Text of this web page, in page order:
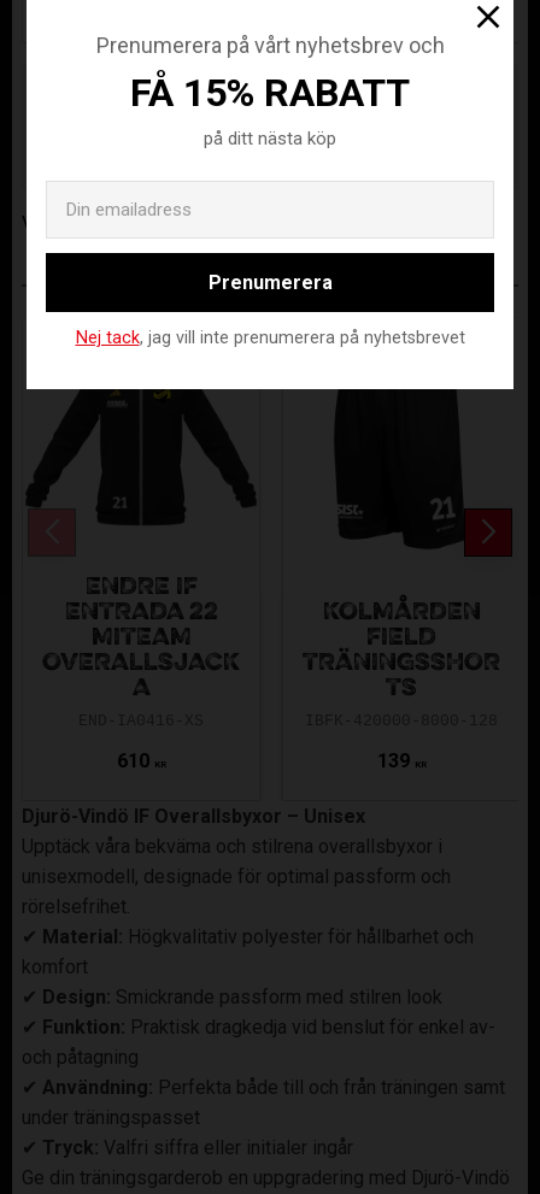
Beställningsvara
Visa alla produkter från Stanno Sverige AB
ANDRA KÖPTE ÄVEN
ENDRE IF
ENTRADA 22
MITEAM
OVERALLSJACK
A
610 KR
KOLMÅRDEN
FIELD
TRÄNINGSSHOR
TS
139 KR
Djurö-Vindö IF Overallsbyxor – Unisex
Upptäck våra bekväma och stilrena overallsbyxor i
unisexmodell, designade för optimal passform och
rörelsefrihet.
✔ Material: Högkvalitativ polyester för hållbarhet och
komfort
✔ Design: Smickrande passform med stilren look
✔ Funktion: Praktisk dragkedja vid benslut för enkel av-
och påtagning
✔ Användning: Perfekta både till och från träningen samt
under träningspasset
✔ Tryck: Valfri siffra eller initialer ingår
Ge din träningsgarderob en uppgradering med Djurö-Vindö
Prenumerera på vårt nyhetsbrev och
FÅ 15% RABATT
på ditt nästa köp
Prenumerera
Nej tack, jag vill inte prenumerera på nyhetsbrevet